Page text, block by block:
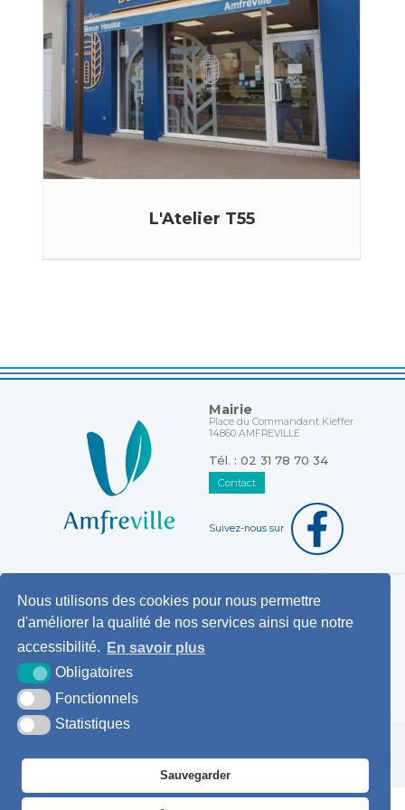
Nous utilisons des cookies pour nous permettre
d'améliorer la qualité de nos services ainsi que notre
accessibilité.
En savoir plus
Obligatoires
Fonctionnels
Statistiques
Sauvegarder
L'Atelier T55
Mairie
Place du Commandant Kieffer
14860 AMFREVILLE
Tél. : 02 31 78 70 34
Contact
Suivez-nous sur
Horaires d'ouverture au public
Pemanences des élus
Démarches administratives
Agence postale communale
site
légales